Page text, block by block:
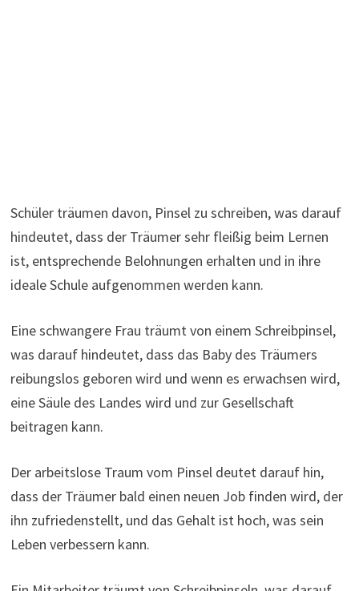
Schüler träumen davon, Pinsel zu schreiben, was darauf
hindeutet, dass der Träumer sehr fleißig beim Lernen
ist, entsprechende Belohnungen erhalten und in ihre
ideale Schule aufgenommen werden kann.
Eine schwangere Frau träumt von einem Schreibpinsel,
was darauf hindeutet, dass das Baby des Träumers
reibungslos geboren wird und wenn es erwachsen wird,
eine Säule des Landes wird und zur Gesellschaft
beitragen kann.
Der arbeitslose Traum vom Pinsel deutet darauf hin,
dass der Träumer bald einen neuen Job finden wird, der
ihn zufriedenstellt, und das Gehalt ist hoch, was sein
Leben verbessern kann.